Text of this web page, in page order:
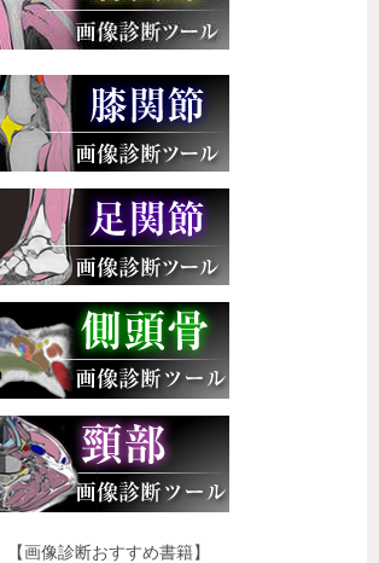
【画像診断おすすめ書籍】